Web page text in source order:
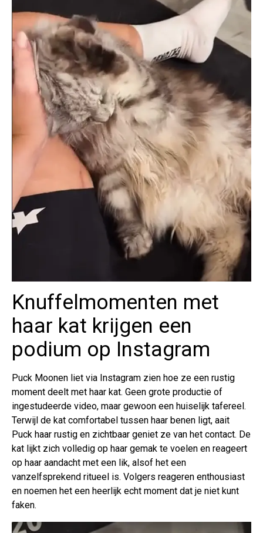
Knuffelmomenten met
haar kat krijgen een
podium op Instagram
Puck Moonen liet via Instagram zien hoe ze een rustig
moment deelt met haar kat. Geen grote productie of
ingestudeerde video, maar gewoon een huiselijk tafereel.
Terwijl de kat comfortabel tussen haar benen ligt, aait
Puck haar rustig en zichtbaar geniet ze van het contact. De
kat lijkt zich volledig op haar gemak te voelen en reageert
op haar aandacht met een lik, alsof het een
vanzelfsprekend ritueel is. Volgers reageren enthousiast
en noemen het een heerlijk echt moment dat je niet kunt
faken.